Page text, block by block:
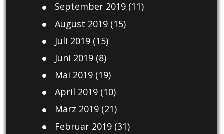
September 2019(11)
August 2019(15)
Juli 2019(15)
Juni 2019(8)
Mai 2019(19)
April 2019(10)
März 2019(21)
Februar 2019(31)